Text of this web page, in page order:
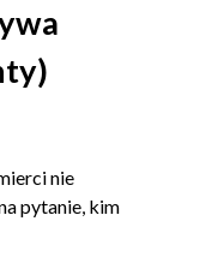
nie
pytanie, kim